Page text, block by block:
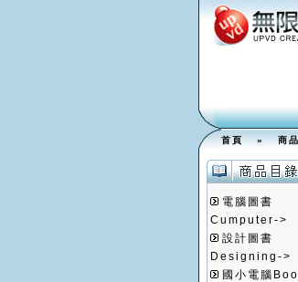
首頁»商
電腦圖書
Cumputer->
設計圖書
Designing->
國小電腦